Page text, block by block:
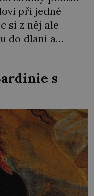
při jedné
si z něj ale
do dlaní a
svého díla ve
do práce si
touží
s